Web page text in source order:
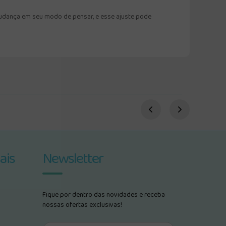
em seu modo de pensar, e esse ajuste pode
Newsletter
Fique por dentro das novidades e receba
nossas ofertas exclusivas!